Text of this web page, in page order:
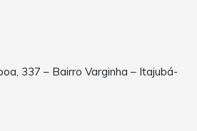
337 – Bairro Varginha – Itajubá-